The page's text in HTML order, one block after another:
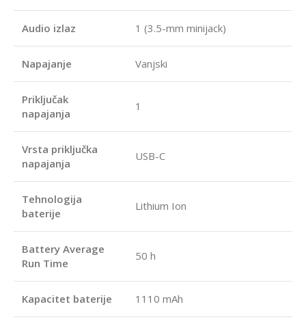
Audio izlaz 1 (3.5-mm minijack)
Napajanje Vanjski
Priključak
napajanja
1
Vrsta priključka
napajanja
USB-C
Tehnologija
baterije
Lithium Ion
Battery Average
Run Time
50 h
Kapacitet baterije 1110 mAh